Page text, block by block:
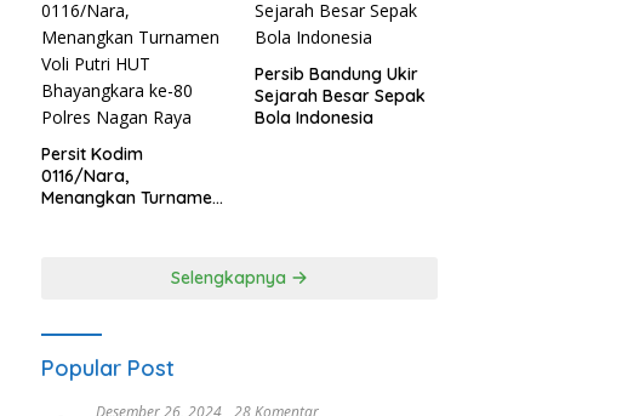
Persit Kodim
0116/Nara,
Menangkan Turnamen
Persib Bandung Ukir
Sejarah Besar Sepak
Bola Indonesia
Selengkapnya
Popular Post